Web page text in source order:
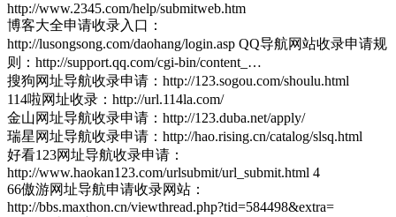
http://www.2345.com/help/submitweb.htm
博客大全申请收录入口：
http://lusongsong.com/daohang/login.asp QQ导航网站收录申请规
则：http://support.qq.com/cgi-bin/content_…
搜狗网址导航收录申请：http://123.sogou.com/shoulu.html
114啦网址收录：http://url.114la.com/
金山网址导航收录申请：http://123.duba.net/apply/
瑞星网址导航收录申请：http://hao.rising.cn/catalog/slsq.html
好看123网址导航收录申请：
http://www.haokan123.com/urlsubmit/url_submit.html 4
66傲游网址导航申请收录网站：
http://bbs.maxthon.cn/viewthread.php?tid=584498&extra=